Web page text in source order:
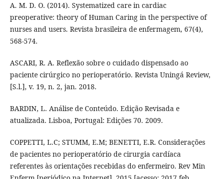
A. M. D. O. (2014). Systematized care in cardiac
preoperative: theory of Human Caring in the perspective of
nurses and users. Revista brasileira de enfermagem, 67(4),
568-574.
ASCARI, R. A. Reflexão sobre o cuidado dispensado ao
paciente cirúrgico no perioperatório. Revista Uningá Review,
[S.l.], v. 19, n. 2, jan. 2018.
BARDIN, L. Análise de Conteúdo. Edição Revisada e
atualizada. Lisboa, Portugal: Edições 70. 2009.
COPPETTI, L.C; STUMM, E.M; BENETTI, E.R. Considerações
de pacientes no perioperatório de cirurgia cardíaca
referentes às orientações recebidas do enfermeiro. Rev Min